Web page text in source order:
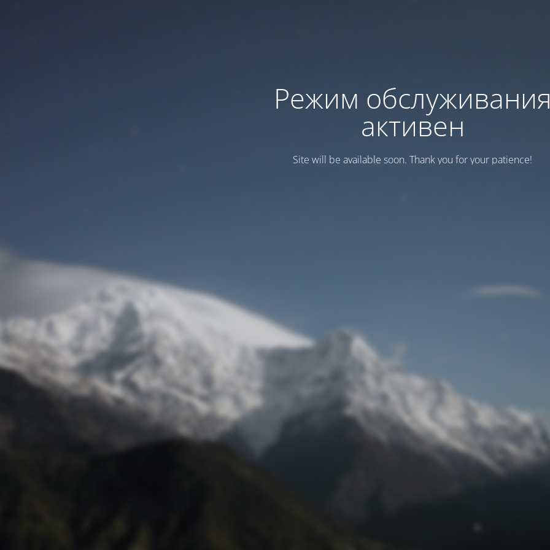
Режим
активен
Site will be available soon. Thank you for your patience!